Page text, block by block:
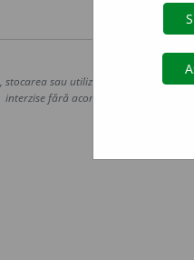
stocarea sau utilizarea datelor de pe
interzise fără acordul nostru prealabil